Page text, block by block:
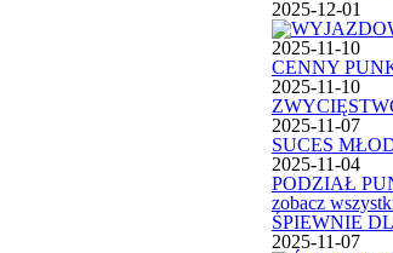
2025-12-01
2025-11-10
CENNY
2025-11-10
2025-11-07
SUCES
2025-11-04
PODZIAŁ
zobacz
ŚPIEWNIE
2025-11-07